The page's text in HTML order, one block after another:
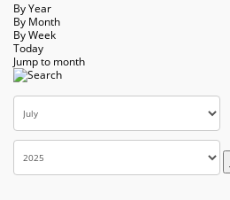
By Year
By Month
By Week
Today
Jump to month